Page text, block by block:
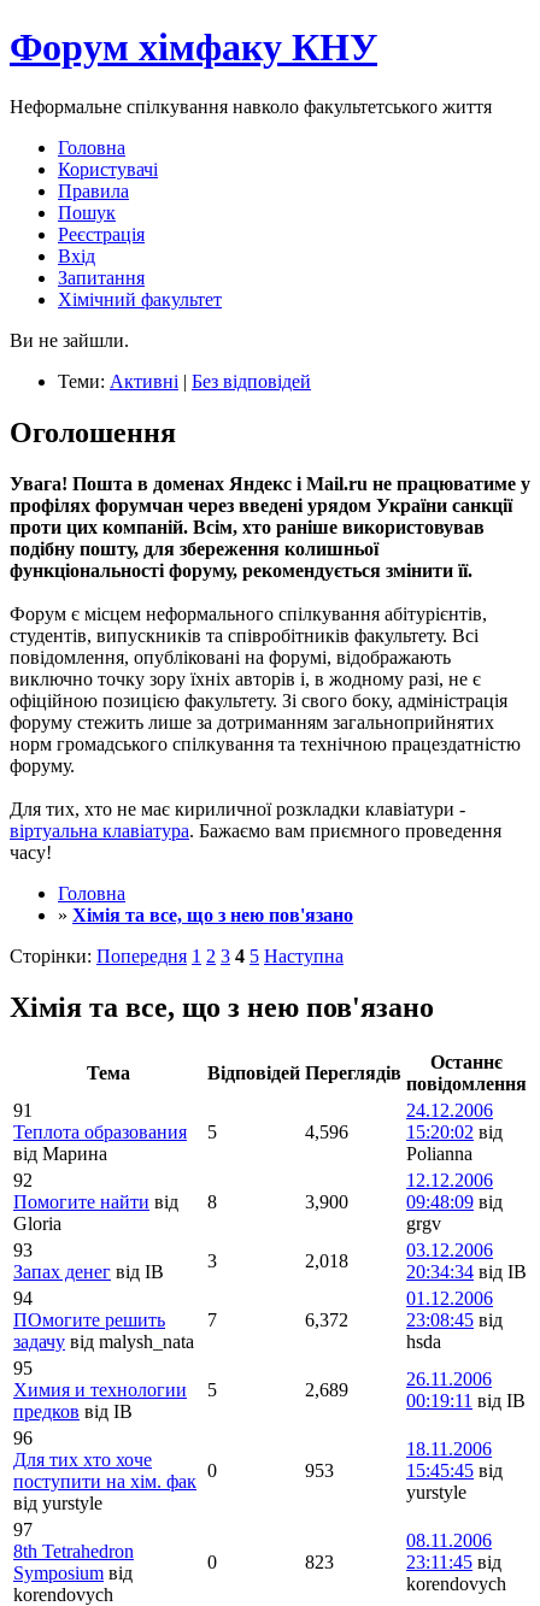
Форум хімфаку КНУ
Неформальне спілкування навколо факультетського життя
Головна
Користувачі
Правила
Пошук
Реєстрація
Вхід
Запитання
Хімічний факультет
Ви не зайшли.
Теми: Активні | Без відповідей
Оголошення
Увага! Пошта в доменах Яндекс і Mail.ru не працюватиме у
профілях форумчан через введені урядом України санкції
проти цих компаній. Всім, хто раніше використовував
подібну пошту, для збереження колишньої
функціональності форуму, рекомендується змінити її.
Форум є місцем неформального спілкування абітурієнтів,
студентів, випускників та співробітників факультету. Всі
повідомлення, опубліковані на форумі, відображають
виключно точку зору їхніх авторів і, в жодному разі, не є
офіційною позицією факультету. Зі свого боку, адміністрація
форуму стежить лише за дотриманням загальноприйнятих
норм громадського спілкування та технічною працездатністю
форуму.
Для тих, хто не має кириличної розкладки клавіатури -
віртуальна клавіатура. Бажаємо вам приємного проведення
часу!
Головна
» Хімія та все, що з нею пов'язано
Сторінки: Попередня 1 2 3 4 5 Наступна
Хімія та все, що з нею пов'язано
Тема Відповідей Переглядів
Останнє
повідомлення
91
Теплота образования
від Марина
5 4,596
24.12.2006
15:20:02 від
Polianna
92
Помогите найти від
Gloria
8 3,900
12.12.2006
09:48:09 від
grgv
93
Запах денег від IB
3 2,018
03.12.2006
20:34:34 від IB
94
ПОмогите решить
задачу від malysh_nata
7 6,372
01.12.2006
23:08:45 від
hsda
95
Химия и технологии
предков від IB
5 2,689
26.11.2006
00:19:11 від IB
96
Для тих хто хоче
поступити на хім. фак
від yurstyle
0 953
18.11.2006
15:45:45 від
yurstyle
97
8th Tetrahedron
Symposium від
korendovych
0 823
08.11.2006
23:11:45 від
korendovych